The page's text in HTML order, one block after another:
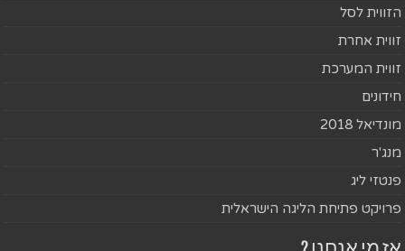
הזווית לסל
זווית אחרת
זווית המערכת
חידונים
מונדיאל 2018
מנג'ר
פנטזי ליג
פרויקט פתיחת הליגה הישראלית